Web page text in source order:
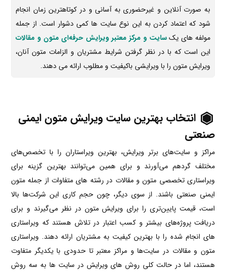
به صورت آنلاین و غیرحضوری به آسانی و در کوتاهترین زمان انجام
شود که اعتماد کردن به این نوع سایت ها کمی دشوار است. از جمله
مولفه های یکسایت و مرکز معتبر ویرایش حرفه‌ای متون و مقالات
این است که با در نظر گرفتن شرایط مشتریان و الزامات متون آنان،
ویرایش متون را با ویرایشی باکیفیت و مطلوب ارائه می دهند.
انتخاب بهترین سایت ویرایش متون ایمنی
صنعتی
مراکز و سایت‌های برتر ویرایش، بهترین ویراستاران را با تخصص‌های
مختلف گردهم می‌آورند و برای همین می‌توانند بهترین گزینه برای
ویراستاری تخصصی متون و مقالات در رشته های متفاوات از جمله متون
ایمنی صنعتی باشند. از سوی دیگر، چون حجم کاری این شرکت‌ها بالا
است، قیمت پایین‌تری را برای ویرایش متون در نظر می‌گیرند و برای
دریافت پروژه‌های بیشتر و کسب اعتبار در تلاش هستند که ویراستاری
های انجام شده را با بهترین کیفیت به مشتریان ارائه دهند. ویراستاری
متون و مقالات در سایت‌ها و مراکز معتبر تا حدودی با یکدیگر متفاوت
هستند، اما در حالت کلی روش های ویرایش در سایت ها به سه روش